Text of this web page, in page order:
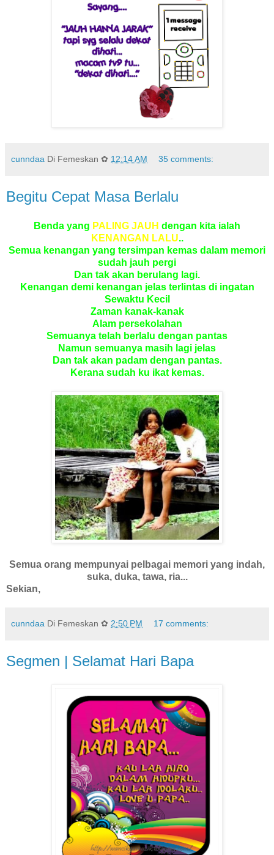
cunndaa Di Femeskan ✿ 12:14 AM 35 comments:
Begitu Cepat Masa Berlalu
Benda yang PALING JAUH dengan kita ialah
KENANGAN LALU..
Semua kenangan yang tersimpan kemas dalam memori
sudah jauh pergi
Dan tak akan berulang lagi.
Kenangan demi kenangan jelas terlintas di ingatan
Sewaktu Kecil
Zaman kanak-kanak
Alam persekolahan
Semuanya telah berlalu dengan pantas
Namun semuanya masih lagi jelas
Dan tak akan padam dengan pantas.
Kerana sudah ku ikat kemas.
Semua orang mempunyai pelbagai memori yang indah,
suka, duka, tawa, ria...
Sekian,
cunndaa Di Femeskan ✿ 2:50 PM 17 comments:
Segmen | Selamat Hari Bapa